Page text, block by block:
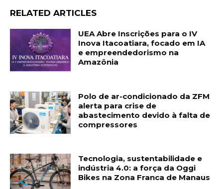
RELATED ARTICLES
UEA Abre Inscrições para o IV
Inova Itacoatiara, focado em IA
e empreendedorismo na
Amazônia
Polo de ar-condicionado da ZFM
alerta para crise de
abastecimento devido à falta de
compressores
Tecnologia, sustentabilidade e
indústria 4.0: a força da Oggi
Bikes na Zona Franca de Manaus